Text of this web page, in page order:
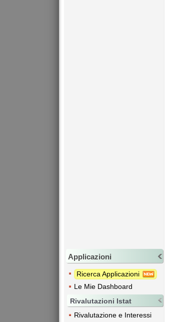
Applicazioni
Ricerca Applicazioni
Le Mie Dashboard
Rivalutazioni Istat
Rivalutazione e Interessi